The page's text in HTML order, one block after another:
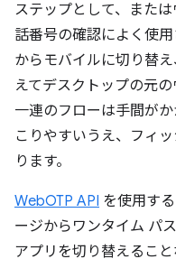
ステップとして、また
話番号の確認によく使
からモバイルに切り替
えてデスクトップの元
一連のフローは手間が
こりやすいうえ、フィ
ります。
WebOTP API を使用す
ージからワンタイム パ
アプリを切り替えるこ